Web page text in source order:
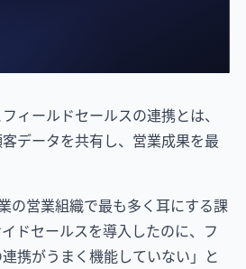
ィールドセールスの連携とは、
データを共有し、営業成果を最
の営業組織で最も多く耳にする課
ドセールスを導入したのに、フ
携がうまく機能していない」と